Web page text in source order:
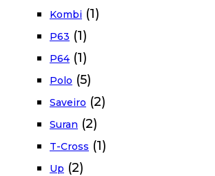
Kombi (1)
P63 (1)
P64 (1)
Polo (5)
Saveiro (2)
Suran (2)
T-Cross (1)
Up (2)